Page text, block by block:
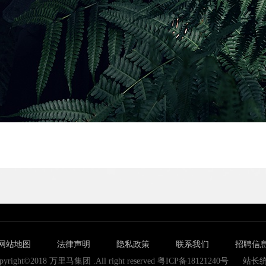
站地图 法律声明 隐私政策 联系我们
招聘信
万里马集团 .All right reserved 粤ICP备18121240号
站长